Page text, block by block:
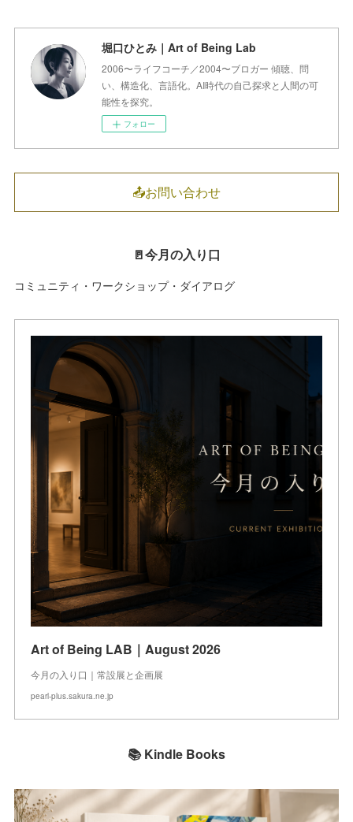
堀口ひとみ｜Art of Being Lab
2006〜ライフコーチ／2004〜ブロガー 傾聴、問
い、構造化、言語化。AI時代の自己探求と人間の可
能性を探究。
フォロー
📤お問い合わせ
🚪今月の入り口
コミュニティ・ワークショップ・ダイアログ
Art of Being LAB｜August 2026
今月の入り口｜常設展と企画展
pearl-plus.sakura.ne.jp
📚 Kindle Books